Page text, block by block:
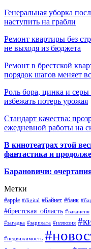
Генеральная уборка
наступить на грабли
Ремонт квартиры без
не выходя из бюджета
Ремонт в брестской
порядок шагов меняет
Роль бора, цинка и серы
избежать потерь урожая
Стандарт качества:
ежедневной работы на
В кинотеатрах этой
фантастика и
Барановичи:
Метки
#apple #digital #Байнет #банк
#брестская_область #вакансия
#загадка #зарплата #иллюзия
#недвижимость